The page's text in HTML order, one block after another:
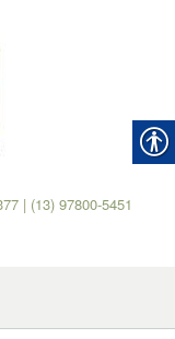
| (13) 97800-5451